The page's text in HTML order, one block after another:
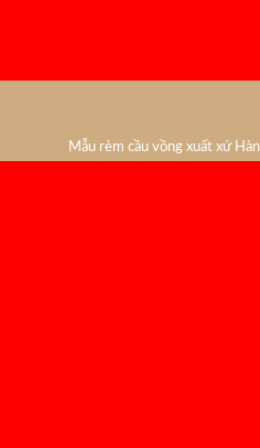
Mẫu rèm cầu vồng xuất xứ